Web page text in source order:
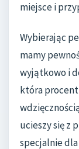
miejsce i
Wybierając
mamy
wyjątkowo i
która
ucieszy się z
specjalnie